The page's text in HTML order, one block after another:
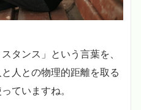
タンス」という言葉を、
人との物理的距離を取る
ていますね。